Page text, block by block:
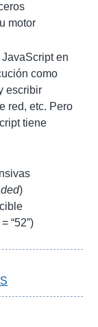
motor
en
como
escribir
red, etc. Pero
tiene
)
“52”)